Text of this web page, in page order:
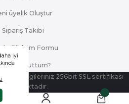
iyi
üyelik Oluştur
Sipariş Takibi
Bildirim Formu
Unuttum?
kartı bilgileriniz 256bit SSL sertifikası